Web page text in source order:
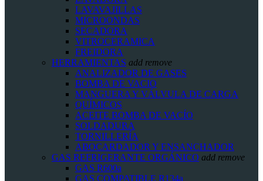
LAVAVAJILLAS
MICROONDAS
SECADORA
VITROCERAMICA
FREIDORA
HERRAMIENTAS add remove
ANALIZADOR DE GASES
BOMBA DE VACIO
MANGUERA Y VÁLVULA DE CARGA
QUÍMICOS
ACEITE BOMBA DE VACÍO
SOLDADURA
TORNILLERÍA
ABOCARDADOR Y ENSANCHADOR
GAS REFRIGERANTE ORGÁNICO add remove
GAS R600a
GAS COMPATIBLE R134a